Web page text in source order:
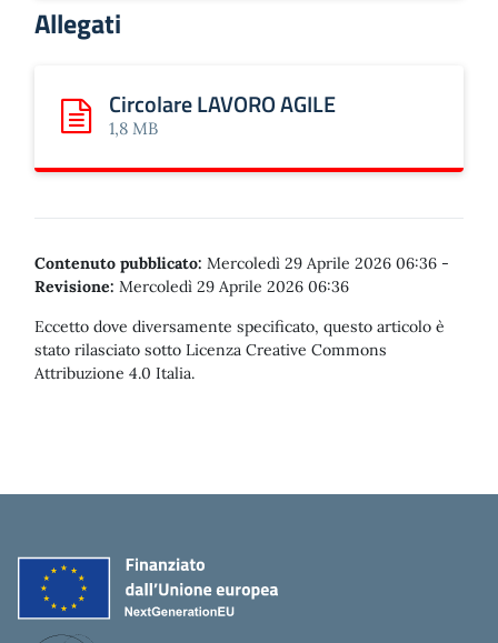
Allegati
Scarica: Circolare LAVORO AGILE
Circolare LAVORO AGILE
1,8 MB
Contenuto pubblicato: Mercoledì 29 Aprile 2026 06:36 -
Revisione: Mercoledì 29 Aprile 2026 06:36
Eccetto dove diversamente specificato, questo articolo è
stato rilasciato sotto Licenza Creative Commons
Attribuzione 4.0 Italia.